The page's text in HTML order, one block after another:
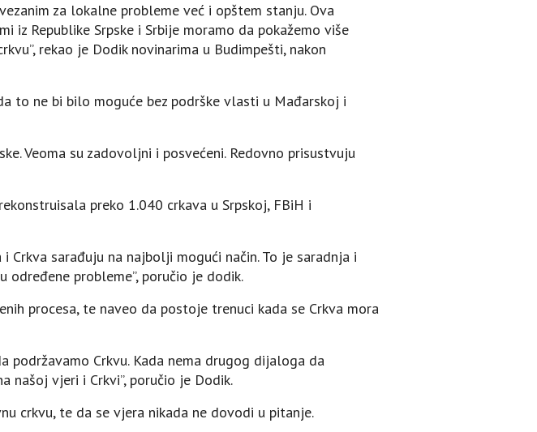
za lokalne probleme već i opštem stanju. Ova
Republike Srpske i Srbije moramo da pokažemo više
rekao je Dodik novinarima u Budimpešti, nakon
to ne bi bilo moguće bez podrške vlasti u Mađarskoj i
Veoma su zadovoljni i posvećeni. Redovno prisustvuju
preko 1.040 crkava u Srpskoj, FBiH i
sarađuju na najbolji mogući način. To je saradnja i
određene probleme”, poručio je dodik.
procesa, te naveo da postoje trenuci kada se Crkva mora
Crkvu. Kada nema drugog dijaloga da
našoj vjeri i Crkvi”, poručio je Dodik.
crkvu, te da se vjera nikada ne dovodi u pitanje.